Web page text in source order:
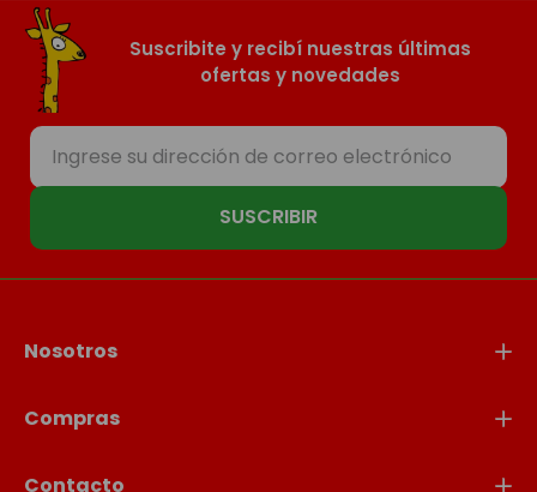
Suscribite y recibí nuestras últimas
ofertas y novedades
SUSCRIBIR
Nosotros
Compras
Contacto